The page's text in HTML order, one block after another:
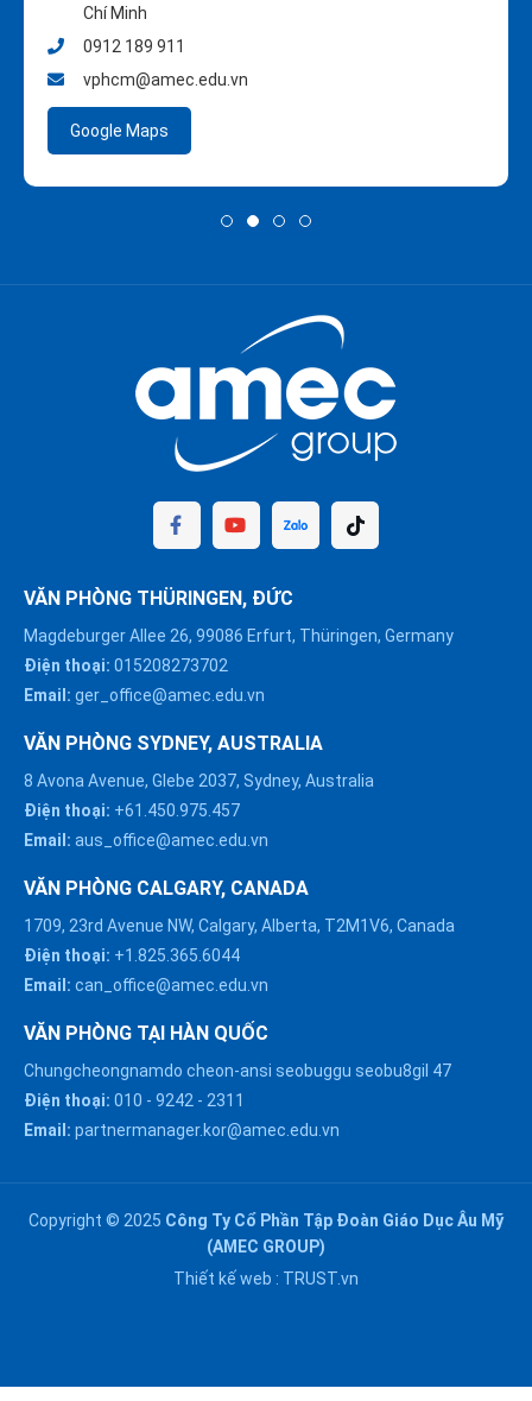
Chí Minh
0912 189 911
vphcm@amec.edu.vn
Google Maps
VĂN PHÒNG THÜRINGEN, ĐỨC
Magdeburger Allee 26, 99086 Erfurt, Thüringen, Germany
Điện thoại: 015208273702
Email: ger_office@amec.edu.vn
VĂN PHÒNG SYDNEY, AUSTRALIA
8 Avona Avenue, Glebe 2037, Sydney, Australia
Điện thoại: +61.450.975.457
Email: aus_office@amec.edu.vn
VĂN PHÒNG CALGARY, CANADA
1709, 23rd Avenue NW, Calgary, Alberta, T2M1V6, Canada
Điện thoại: +1.825.365.6044
Email: can_office@amec.edu.vn
VĂN PHÒNG TẠI HÀN QUỐC
Chungcheongnamdo cheon-ansi seobuggu seobu8gil 47
Điện thoại: 010 - 9242 - 2311
Email: partnermanager.kor@amec.edu.vn
Copyright © 2025 Công Ty Cổ Phần Tập Đoàn Giáo Dục Âu Mỹ
(AMEC GROUP)
Thiết kế web : TRUST.vn
HÀ NỘI :
0914863466
ĐÀ NẴNG :
0916082128
HỒ CHÍ MINH :
0911002551
Chat với chúng tôi trên
Zalo